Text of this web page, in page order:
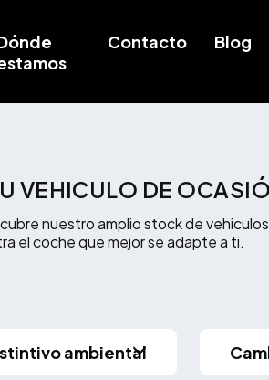
Contacto Blog
VEHICULO DE
nuestro amplio stock de
el coche que mejor se adapte a ti.
ambiental